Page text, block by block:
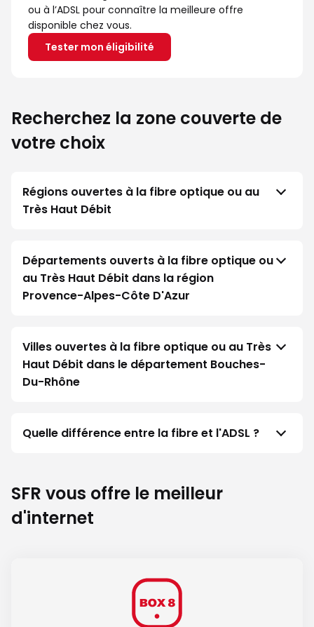
ou à l’ADSL pour connaître la meilleure offre
disponible chez vous.
Tester mon éligibilité
Recherchez la zone couverte de
votre choix
Régions ouvertes à la fibre optique ou au
Très Haut Débit
Départements ouverts à la fibre optique ou
au Très Haut Débit dans la région
Provence-Alpes-Côte D'Azur
Villes ouvertes à la fibre optique ou au Très
Haut Débit dans le département Bouches-
Du-Rhône
Quelle différence entre la fibre et l'ADSL ?
SFR vous offre le meilleur
d'internet